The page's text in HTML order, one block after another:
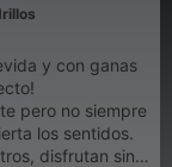
y con ganas
pero no siempre
los sentidos.
disfrutan sin